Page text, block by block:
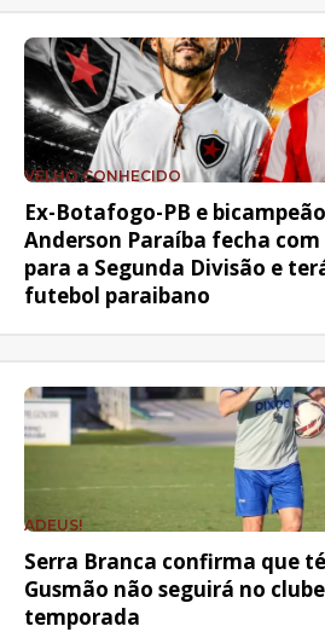
VELHO CONHECIDO
Ex-Botafogo-PB e
Anderson Paraíba fecha
para a Segunda Divisão e
futebol paraibano
ADEUS!
Serra Branca confirma que
Gusmão não seguirá no
temporada